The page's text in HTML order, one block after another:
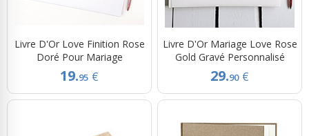
Livre D'Or Love Finition Rose
Doré Pour Mariage
19.95 €
Livre D'Or Mariage Love Rose
Gold Gravé Personnalisé
29.90 €